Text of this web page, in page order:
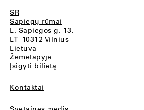
SR
Sapiegų rūmai
L. Sapiegos g. 13,
LT–10312 Vilnius
Lietuva
Žemėlapyje
Įsigyti bilietą
Kontaktai